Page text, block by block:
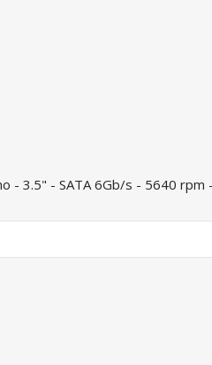
- 3.5" - SATA 6Gb/s - 5640 rpm